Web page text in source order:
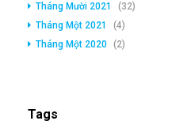
Tháng Mười 2021
(32)
Tháng Một 2021
(4)
Tháng Một 2020 (2)
Tags